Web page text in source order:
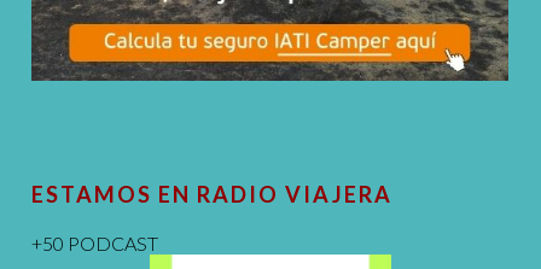
ESTAMOS EN RADIO VIAJERA
+50 PODCAST